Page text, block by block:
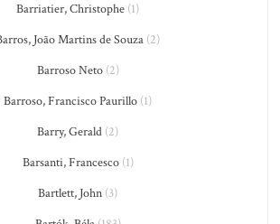
Barriatier, Christophe (1)
João Martins de Souza (2)
Barroso Neto(2)
Barroso, Francisco Paurillo (1)
Barry, Gerald (2)
Barsanti, Francesco(1)
Bartlett, John (3)